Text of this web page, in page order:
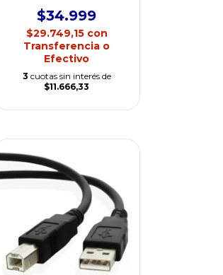
NETMAK NM-HC78
$34.999
$29.749,15 con
Transferencia o
Efectivo
3 cuotas sin interés de
$11.666,33